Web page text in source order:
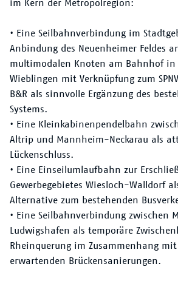
im Kern der Metropolregion:
• Eine Seilbahnverbindung im
Anbindung des Neuenheimer Feldes
multimodalen Knoten am Bahnhof in
Wieblingen mit Verknüpfung zum
B&R als sinnvolle Ergänzung des
Systems.
• Eine Kleinkabinenpendelbahn
Altrip und Mannheim-Neckarau als
Lückenschluss.
• Eine Einseilumlaufbahn zur
Gewerbegebietes Wiesloch-Walldorf
Alternative zum bestehenden
• Eine Seilbahnverbindung zwischen
Ludwigshafen als temporäre
Rheinquerung im Zusammenhang
erwartenden Brückensanierungen.